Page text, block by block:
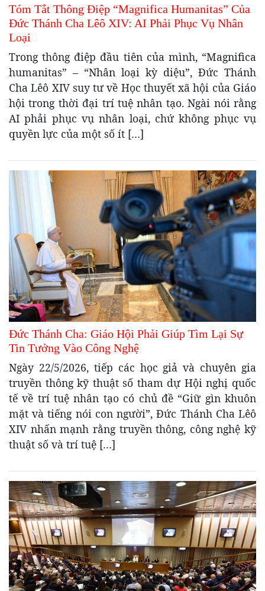
Tóm Tắt Thông Điệp “Magnifica Humanitas” Của
Đức Thánh Cha Lêô XIV: AI Phải Phục Vụ Nhân
Loại
Trong thông điệp đầu tiên của mình, “Magnifica
humanitas” – “Nhân loại kỳ diệu”, Đức Thánh
Cha Lêô XIV suy tư về Học thuyết xã hội của Giáo
hội trong thời đại trí tuệ nhân tạo. Ngài nói rằng
AI phải phục vụ nhân loại, chứ không phục vụ
quyền lực của một số ít […]
Đức Thánh Cha: Giáo Hội Phải Giúp Tìm Lại Sự
Tin Tưởng Vào Công Nghệ
Ngày 22/5/2026, tiếp các học giả và chuyên gia
truyền thông kỹ thuật số tham dự Hội nghị quốc
tế về trí tuệ nhân tạo có chủ đề “Giữ gìn khuôn
mặt và tiếng nói con người”, Đức Thánh Cha Lêô
XIV nhấn mạnh rằng truyền thông, công nghệ kỹ
thuật số và trí tuệ […]